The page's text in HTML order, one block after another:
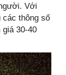
Với
các thông số
30-40